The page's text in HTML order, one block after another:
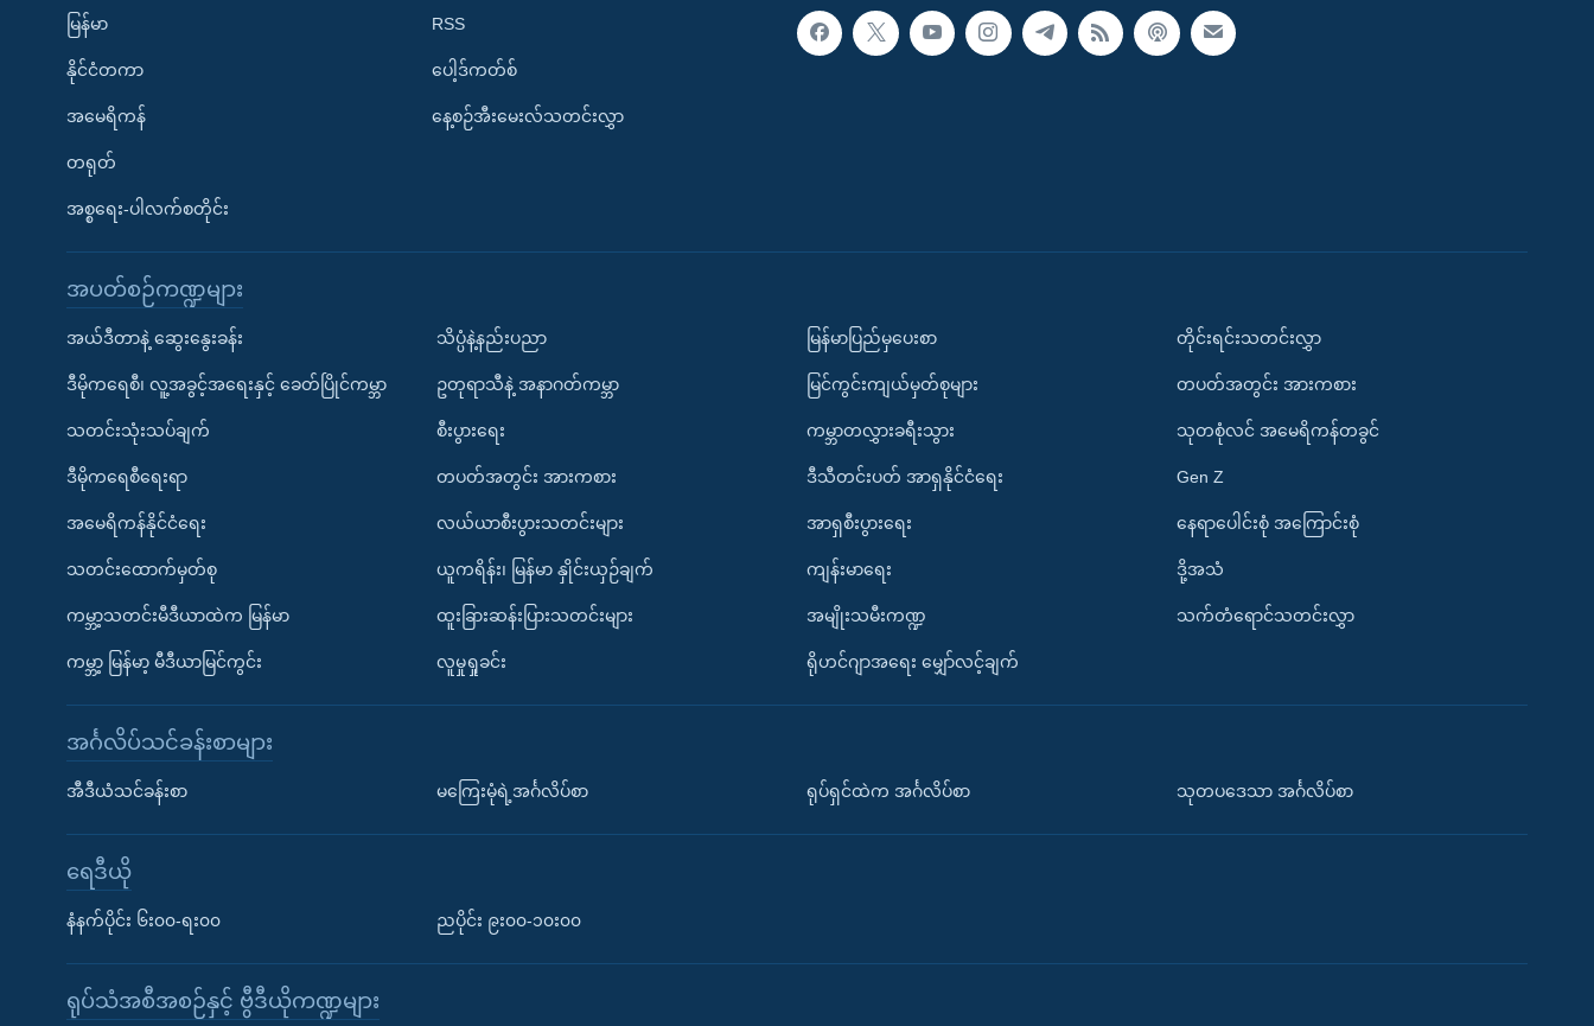
မြန်မာ
နိုင်ငံတကာ
အမေရိကန်
တရုတ်
အစ္စရေး-ပါလက်စတိုင်း
RSS
ပေါ့ဒ်ကတ်စ်
နေ့စဉ်အီးမေးလ်သတင်းလွှာ
အပတ်စဉ်ကဏ္ဍများ
အယ်ဒီတာနဲ့ ဆွေးနွေးခန်း
ဒီမိုကရေစီ၊ လူ့အခွင့်အရေးနှင့် ခေတ်ပြိုင်ကမ္ဘာ
သတင်းသုံးသပ်ချက်
ဒီမိုကရေစီရေးရာ
အမေရိကန်နိုင်ငံရေး
သတင်းထောက်မှတ်စု
ကမ္ဘာ့သတင်းမီဒီယာထဲက မြန်မာ
ကမ္ဘာ့ မြန်မာ့ မီဒီယာမြင်ကွင်း
သိပ္ပံနဲ့နည်းပညာ
ဥတုရာသီနဲ့ အနာဂတ်ကမ္ဘာ
စီးပွားရေး
တပတ်အတွင်း အားကစား
လယ်ယာစီးပွားသတင်းများ
ယူကရိန်း၊ မြန်မာ နှိုင်းယှဉ်ချက်
ထူးခြားဆန်းပြားသတင်းများ
လူမှုရှုခင်း
မြန်မာပြည်မှပေးစာ
မြင်ကွင်းကျယ်မှတ်စုများ
ကမ္ဘာတလွှားခရီးသွား
ဒီသီတင်းပတ် အာရှနိုင်ငံရေး
အာရှစီးပွားရေး
ကျန်းမာရေး
အမျိုးသမီးကဏ္ဍ
ရိုဟင်ဂျာအရေး မျှော်လင့်ချက်
တိုင်းရင်းသတင်းလွှာ
တပတ်အတွင်း အားကစား
သုတစုံလင် အမေရိကန်တခွင်
Gen Z
နေရာပေါင်းစုံ အကြောင်းစုံ
ဒို့အသံ
သက်တံရောင်သတင်းလွှာ
အင်္ဂလိပ်သင်ခန်းစာများ
အီဒီယံသင်ခန်းစာ မကြေးမုံရဲ့အင်္ဂလိပ်စာ ရုပ်ရှင်ထဲက အင်္ဂလိပ်စာ သုတပဒေသာ အင်္ဂလိပ်စာ
ရေဒီယို
နံနက်ပိုင်း ၆း၀၀-ရး၀၀ ညပိုင်း ၉း၀၀-၁၀း၀၀
ရုပ်သံအစီအစဉ်နှင့် ဗွီဒီယိုကဏ္ဍများ